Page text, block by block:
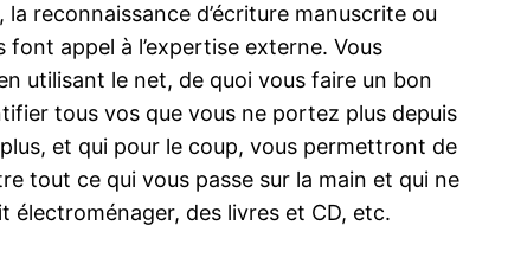
reconnaissance d’écriture manuscrite ou
appel à l’expertise externe. Vous
utilisant le net, de quoi vous faire un bon
tous vos que vous ne portez plus depuis
et qui pour le coup, vous permettront de
tout ce qui vous passe sur la main et qui ne
électroménager, des livres et CD, etc.